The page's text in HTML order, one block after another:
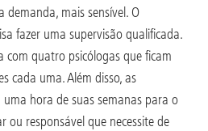
mais sensível. O
fazer uma supervisão qualificada.
com quatro psicólogas que ficam
cada uma. Além disso, as
hora de suas semanas para o
responsável que necessite de